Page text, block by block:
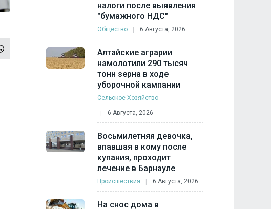
налоги после выявления
"бумажного НДС"
Общество 6 Августа, 2026
Алтайские аграрии
намолотили 290 тысяч
тонн зерна в ходе
уборочной кампании
Сельское Хозяйство
6 Августа, 2026
Восьмилетняя девочка,
впавшая в кому после
купания, проходит
лечение в Барнауле
Происшествия 6 Августа, 2026
На снос дома в